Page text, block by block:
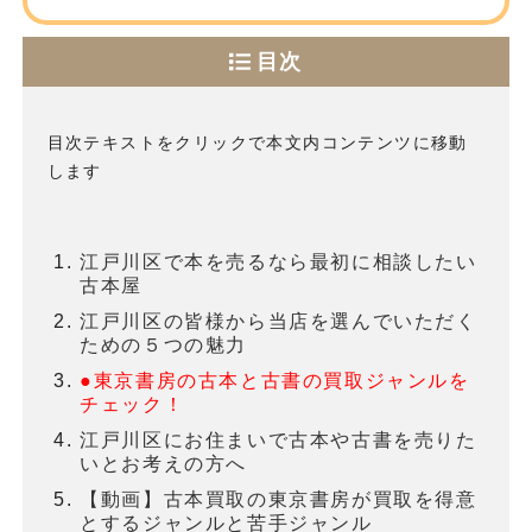
目次
目次テキストをクリックで本文内コンテンツに移動
します
江戸川区で本を売るなら最初に相談したい
古本屋
江戸川区の皆様から当店を選んでいただく
ための５つの魅力
●東京書房の古本と古書の買取ジャンルを
チェック！
江戸川区にお住まいで古本や古書を売りた
いとお考えの方へ
【動画】古本買取の東京書房が買取を得意
とするジャンルと苦手ジャンル